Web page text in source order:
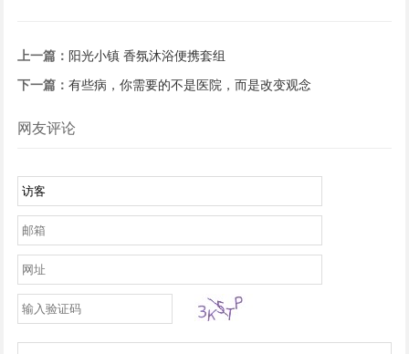
上一篇： 阳光小镇 香氛沐浴便携套组
下一篇：有些病，你需要的不是医院，而是改变观念
网友评论